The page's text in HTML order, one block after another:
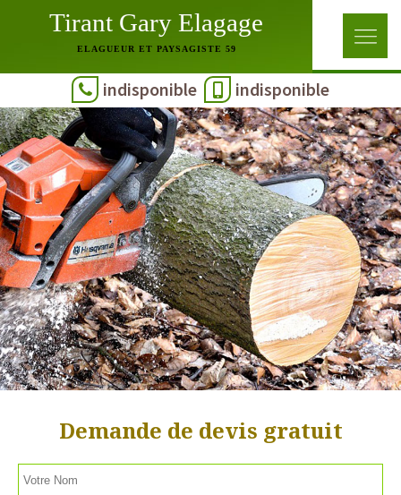
Tirant Gary Elagage
ELAGUEUR ET PAYSAGISTE 59
indisponible indisponible
Demande de devis gratuit